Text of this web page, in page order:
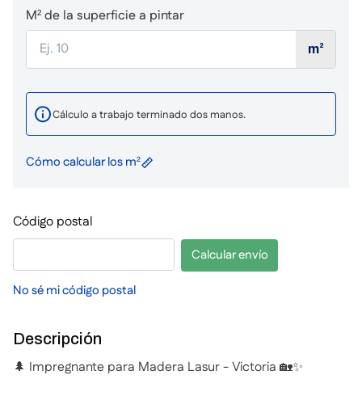
M² de la superficie a pintar
m²
Cálculo a trabajo terminado dos manos.
Cómo calcular los m²
Código postal
No sé mi código postal
Calcular envío
Descripción
🌲 Impregnante para Madera Lasur - Victoria 🏡✨